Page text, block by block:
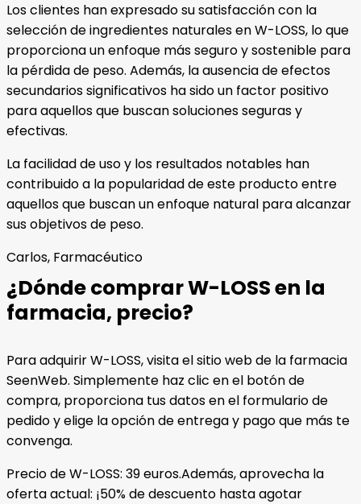
Los clientes han expresado su satisfacción con la
selección de ingredientes naturales en W-LOSS, lo que
proporciona un enfoque más seguro y sostenible para
la pérdida de peso. Además, la ausencia de efectos
secundarios significativos ha sido un factor positivo
para aquellos que buscan soluciones seguras y
efectivas.
La facilidad de uso y los resultados notables han
contribuido a la popularidad de este producto entre
aquellos que buscan un enfoque natural para alcanzar
sus objetivos de peso.
Carlos, Farmacéutico
¿Dónde comprar W-LOSS en la
farmacia, precio?
Para adquirir W-LOSS, visita el sitio web de la farmacia
SeenWeb. Simplemente haz clic en el botón de
compra, proporciona tus datos en el formulario de
pedido y elige la opción de entrega y pago que más te
convenga.
Precio de W-LOSS: 39 euros.Además, aprovecha la
oferta actual: ¡50% de descuento hasta agotar